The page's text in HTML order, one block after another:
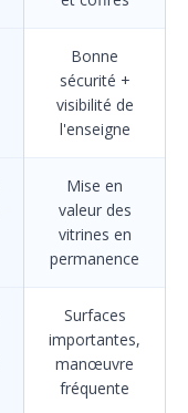
Bonne
sécurité +
visibilité de
l'enseigne
Mise en
valeur des
vitrines en
permanence
Surfaces
importantes,
manœuvre
fréquente